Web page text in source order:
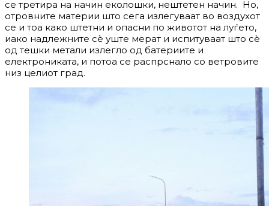
се третира на начин еколошки, нештетен начин. Но,
отровните материи што сега излегуваат во воздухот
се и тоа како штетни и опасни по животот на луѓето,
иако надлежните сѐ уште мерат и испитуваат што сѐ
од тешки метали излегло од батериите и
електрониката, и потоа се распрснало со ветровите
низ целиот град.